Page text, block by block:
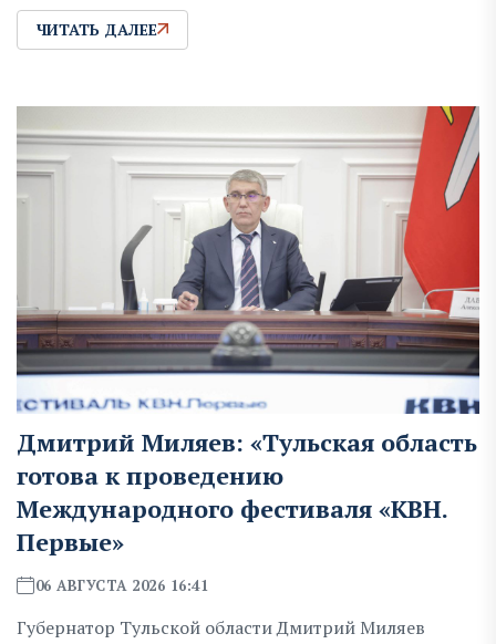
ЧИТАТЬ ДАЛЕЕ
Дмитрий Миляев: «Тульская область
готова к проведению
Международного фестиваля «КВН.
Первые»
06 АВГУСТА 2026 16:41
Губернатор Тульской области Дмитрий Миляев